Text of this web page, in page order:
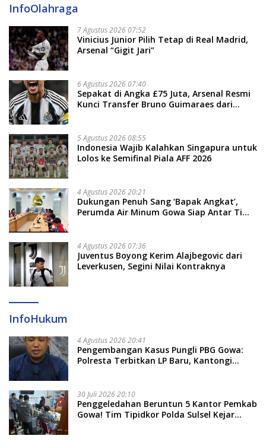
InfoOlahraga
7 Agustus 2026 07:52
Vinicius Junior Pilih Tetap di Real Madrid,
Arsenal “Gigit Jari”
6 Agustus 2026 07:40
Sepakat di Angka £75 Juta, Arsenal Resmi
Kunci Transfer Bruno Guimaraes dari
5 Agustus 2026 08:55
Indonesia Wajib Kalahkan Singapura untuk
Lolos ke Semifinal Piala AFF 2026
4 Agustus 2026 20:21
Dukungan Penuh Sang ‘Bapak Angkat’,
Perumda Air Minum Gowa Siap Antar Tim
4 Agustus 2026 07:36
Juventus Boyong Kerim Alajbegovic dari
Leverkusen, Segini Nilai Kontraknya
InfoHukum
4 Agustus 2026 20:41
Pengembangan Kasus Pungli PBG Gowa:
Polresta Terbitkan LP Baru, Kantongi
30 Juli 2026 20:10
Penggeledahan Beruntun 5 Kantor Pemkab
Gowa! Tim Tipidkor Polda Sulsel Kejar